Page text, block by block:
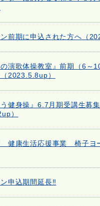
前期に申込された方へ（
の演歌体操教室』前期（6～
2023.5.8up）
う健身操』6.7月期受講生募
）
健康生活応援事業 椅子ヨ
申込期間延長‼